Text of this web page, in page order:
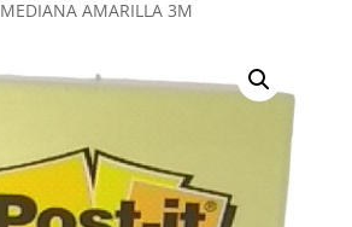
AMARILLA 3M